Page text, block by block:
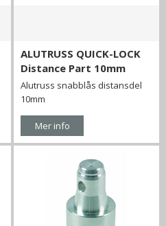
ALUTRUSS QUICK-LOCK
Distance Part 10mm
Alutruss snabblås distansdel
10mm
Mer info